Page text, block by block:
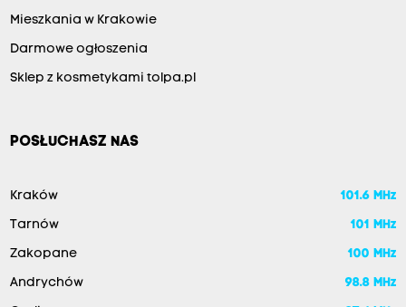
Mieszkania w Krakowie
Darmowe ogłoszenia
Sklep z kosmetykami tolpa.pl
POSŁUCHASZ NAS
Kraków 101.6 MHz
Tarnów 101 MHz
Zakopane 100 MHz
Andrychów 98.8 MHz